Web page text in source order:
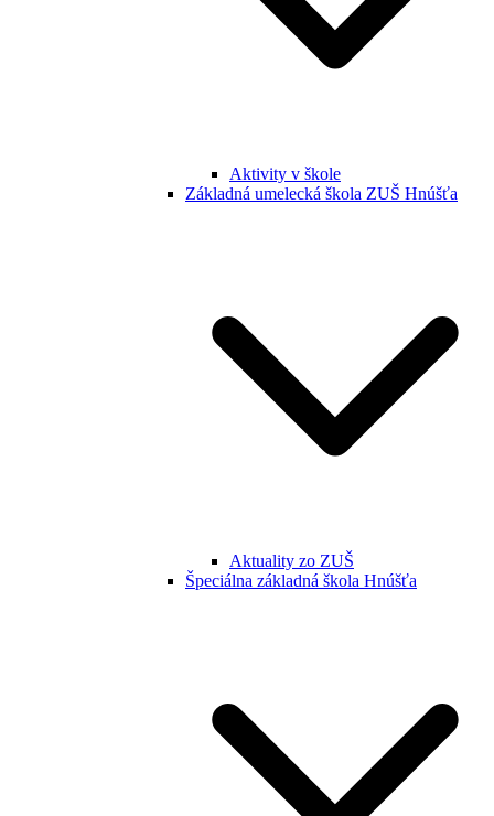
Aktivity v škole
Základná umelecká škola ZUŠ Hnúšťa
Aktuality zo ZUŠ
Špeciálna základná škola Hnúšťa